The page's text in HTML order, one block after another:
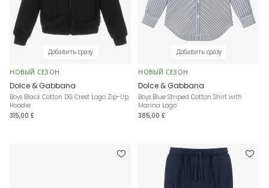
Добавить сразу
НОВЫЙ СЕЗОН
Dolce & Gabbana
Boys Black Cotton DG Crest Logo Zip-Up
Hoodie
315,00 £
Добавить сразу
НОВЫЙ СЕЗОН
Dolce & Gabbana
Boys Blue Striped Cotton Shirt with
Marina Logo
385,00 £